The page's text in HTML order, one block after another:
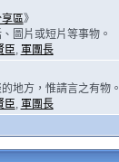
區》
圖片或短片等事物。
臣, 軍團長
地方，惟請言之有物。
臣, 軍團長